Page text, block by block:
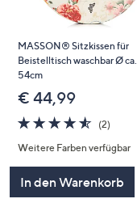
MASSON® Sitzkissen für
Beistelltisch waschbar Ø ca.
54cm
€ 44,99
4.5
von
5
(2)2
Weitere Farben verfügbar
In den Warenkorb